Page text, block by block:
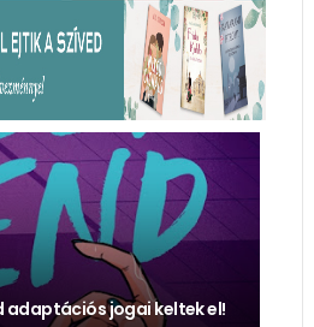
adaptációs jogai keltek el!